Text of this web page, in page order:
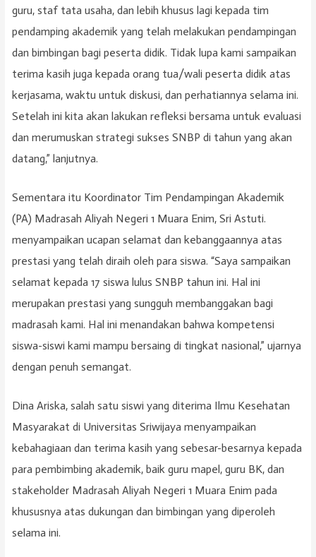
guru, staf tata usaha, dan lebih khusus lagi kepada tim
pendamping akademik yang telah melakukan pendampingan
dan bimbingan bagi peserta didik. Tidak lupa kami sampaikan
terima kasih juga kepada orang tua/wali peserta didik atas
kerjasama, waktu untuk diskusi, dan perhatiannya selama ini.
Setelah ini kita akan lakukan refleksi bersama untuk evaluasi
dan merumuskan strategi sukses SNBP di tahun yang akan
datang,” lanjutnya.
Sementara itu Koordinator Tim Pendampingan Akademik
(PA) Madrasah Aliyah Negeri 1 Muara Enim, Sri Astuti.
menyampaikan ucapan selamat dan kebanggaannya atas
prestasi yang telah diraih oleh para siswa. “Saya sampaikan
selamat kepada 17 siswa lulus SNBP tahun ini. Hal ini
merupakan prestasi yang sungguh membanggakan bagi
madrasah kami. Hal ini menandakan bahwa kompetensi
siswa-siswi kami mampu bersaing di tingkat nasional,” ujarnya
dengan penuh semangat.
Dina Ariska, salah satu siswi yang diterima Ilmu Kesehatan
Masyarakat di Universitas Sriwijaya menyampaikan
kebahagiaan dan terima kasih yang sebesar-besarnya kepada
para pembimbing akademik, baik guru mapel, guru BK, dan
stakeholder Madrasah Aliyah Negeri 1 Muara Enim pada
khususnya atas dukungan dan bimbingan yang diperoleh
selama ini.